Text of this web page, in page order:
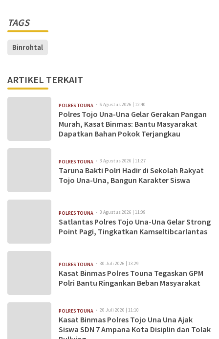
TAGS
Binrohtal
ARTIKEL TERKAIT
POLRES TOUNA 6 Agustus 2026 | 12:40
Polres Tojo Una-Una Gelar Gerakan Pangan
Murah, Kasat Binmas: Bantu Masyarakat
Dapatkan Bahan Pokok Terjangkau
POLRES TOUNA 3 Agustus 2026 | 11:27
Taruna Bakti Polri Hadir di Sekolah Rakyat
Tojo Una-Una, Bangun Karakter Siswa
POLRES TOUNA 3 Agustus 2026 | 11:09
Satlantas Polres Tojo Una-Una Gelar Strong
Point Pagi, Tingkatkan Kamseltibcarlantas
POLRES TOUNA 30 Juli 2026 | 13:29
Kasat Binmas Polres Touna Tegaskan GPM
Polri Bantu Ringankan Beban Masyarakat
POLRES TOUNA 20 Juli 2026 | 11:10
Kasat Binmas Polres Tojo Una Una Ajak
Siswa SDN 7 Ampana Kota Disiplin dan Tolak